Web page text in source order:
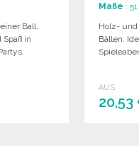
Ball,
in
Maße :
Holz-
Bällen.
AUS
20,53